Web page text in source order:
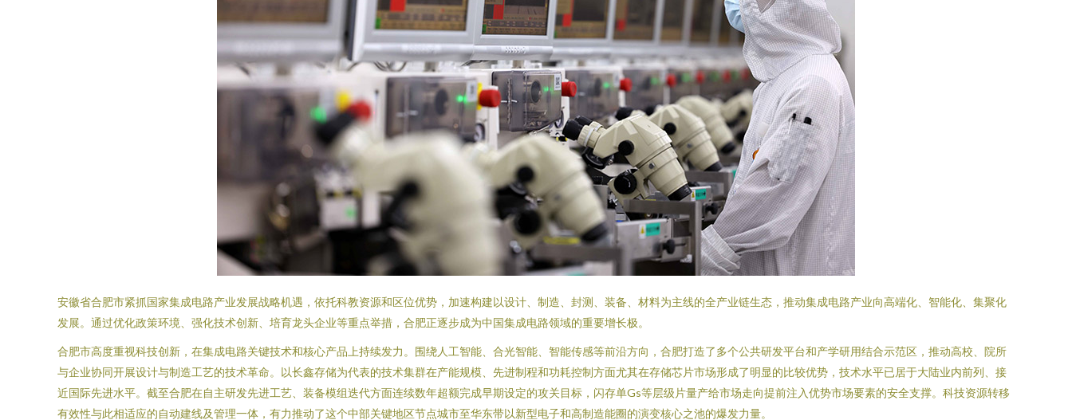
安徽省合肥市紧抓国家集成电路产业发展战略机遇，依托科教资源和区位优势，加速构建以设计、制造、封测、装备、材料为主线的全产业链生态，推动集成电路产业向高端化、智能化、集聚化
发展。通过优化政策环境、强化技术创新、培育龙头企业等重点举措，合肥正逐步成为中国集成电路领域的重要增长极。
合肥市高度重视科技创新，在集成电路关键技术和核心产品上持续发力。围绕人工智能、合光智能、智能传感等前沿方向，合肥打造了多个公共研发平台和产学研用结合示范区，推动高校、院所
与企业协同开展设计与制造工艺的技术革命。以长鑫存储为代表的技术集群在产能规模、先进制程和功耗控制方面尤其在存储芯片市场形成了明显的比较优势，技术水平已居于大陆业内前列、接
近国际先进水平。截至合肥在自主研发先进工艺、装备模组迭代方面连续数年超额完成早期设定的攻关目标，闪存单Gs等层级片量产给市场走向提前注入优势市场要素的安全支撑。科技资源转移
有效性与此相适应的自动建线及管理一体，有力推动了这个中部关键地区节点城市至华东带以新型电子和高制造能圈的演变核心之池的爆发力量。